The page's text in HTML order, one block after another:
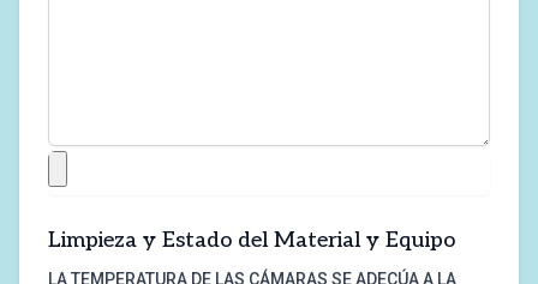
Limpieza y Estado del Material y Equipo
LA TEMPERATURA DE LAS CÁMARAS SE ADECÚA A LA